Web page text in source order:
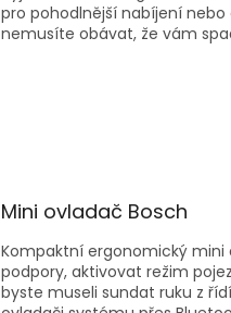
pro pohodlnější nabíjení
nemusíte obávat, že vám
Mini ovladač Bosch
Kompaktní ergonomický
podpory, aktivovat režim
byste museli sundat ruku z